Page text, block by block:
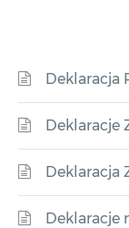
Deklaracja
Deklaracje
Deklaracja
Deklaracje